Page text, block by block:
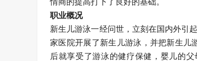
情商的提高打下了良好的基础。
职业概况
新生儿游泳一经问世，立刻在国内外引
家医院开展了新生儿游泳，并把新生儿
后就享受了游泳的健疗保健，婴儿的